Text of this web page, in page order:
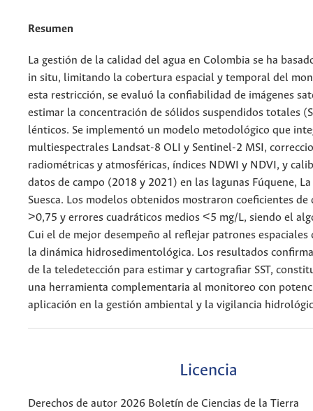
Resumen
La gestión de la calidad del agua en Colombia se ha
in situ, limitando la cobertura espacial y temporal del
esta restricción, se evaluó la confiabilidad de imágenes
estimar la concentración de sólidos suspendidos totales
lénticos. Se implementó un modelo metodológico que
multiespectrales Landsat-8 OLI y Sentinel-2 MSI,
radiométricas y atmosféricas, índices NDWI y NDVI, y
datos de campo (2018 y 2021) en las lagunas Fúquene,
Suesca. Los modelos obtenidos mostraron coeficientes
>0,75 y errores cuadráticos medios <5 mg/L, siendo el
Cui el de mejor desempeño al reflejar patrones espaciales
la dinámica hidrosedimentológica. Los resultados
de la teledetección para estimar y cartografiar SST,
una herramienta complementaria al monitoreo con
aplicación en la gestión ambiental y la vigilancia
Licencia
Derechos de autor 2026 Boletín de Ciencias de la Tierra